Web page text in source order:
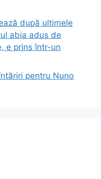
după ultimele
abia adus de
e prins într-un
pentru Nuno